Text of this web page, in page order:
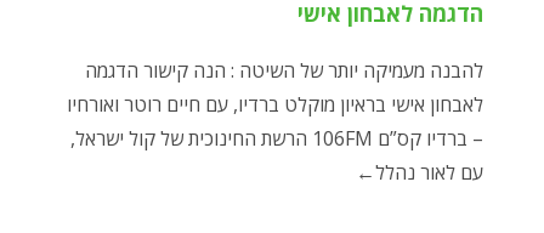
הדגמה לאבחון אישי
להבנה מעמיקה יותר של השיטה : הנה קישור הדגמה
לאבחון אישי בראיון מוקלט ברדיו, עם חיים רוטר ואורחיו
– ברדיו קס”ם 106FM הרשת החינוכית של קול ישראל,
עם לאור נהלל←